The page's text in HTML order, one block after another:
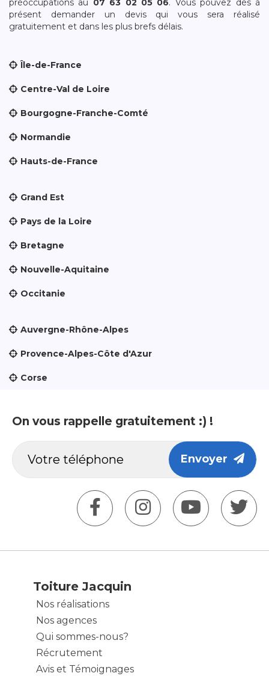
présent demander un devis qui vous sera réalisé
gratuitement et dans les plus brefs délais.
Île-de-France
Centre-Val de Loire
Bourgogne-Franche-Comté
Normandie
Hauts-de-France
Grand Est
Pays de la Loire
Bretagne
Nouvelle-Aquitaine
Occitanie
Auvergne-Rhône-Alpes
Provence-Alpes-Côte d'Azur
Corse
On vous rappelle gratuitement :) !
Envoyer
Toiture Jacquin
Nos réalisations
Nos agences
Qui sommes-nous?
Récrutement
Avis et Témoignages